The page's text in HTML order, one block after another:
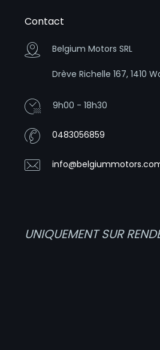
Contact
Belgium Motors SRL
Drève Richelle 167, 1410
9h00 - 18h30
0483056859
UNIQUEMENT SUR